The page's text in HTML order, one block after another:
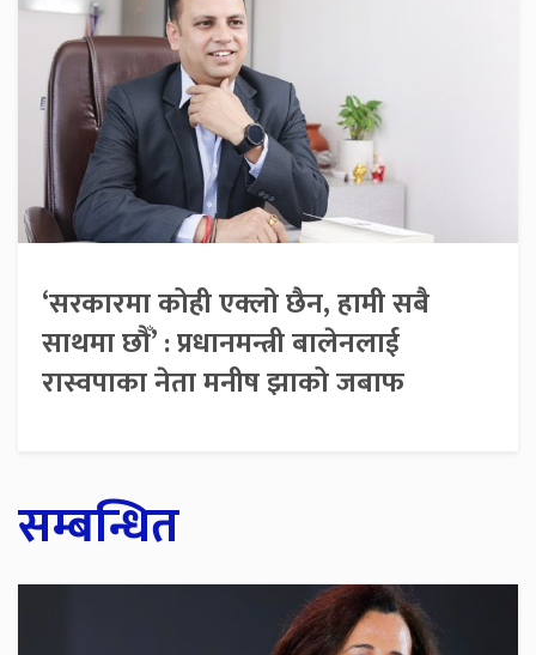
‘सरकारमा कोही एक्लो छैन, हामी सबै
साथमा छौँ’ : प्रधानमन्त्री बालेनलाई
रास्वपाका नेता मनीष झाको जबाफ
सम्बन्धित